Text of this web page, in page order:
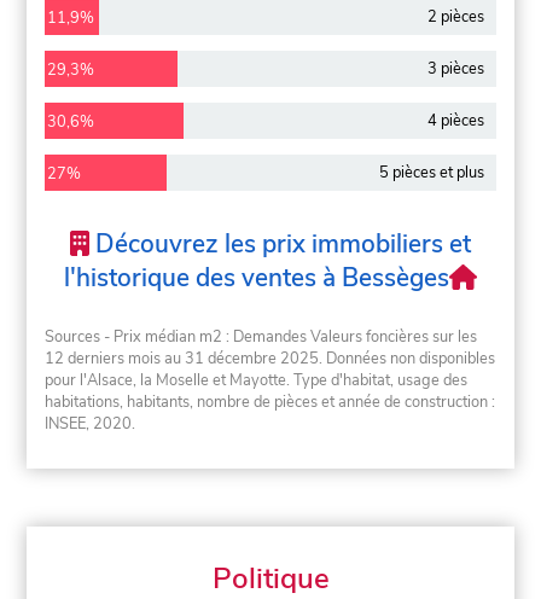
11,9% 2 pièces
29,3% 3 pièces
30,6% 4 pièces
27% 5 pièces et plus
Découvrez les prix immobiliers et
l'historique des ventes à Bessèges
Sources - Prix médian m2 : Demandes Valeurs foncières sur les
12 derniers mois au 31 décembre 2025. Données non disponibles
pour l'Alsace, la Moselle et Mayotte. Type d'habitat, usage des
habitations, habitants, nombre de pièces et année de construction :
INSEE, 2020.
Politique